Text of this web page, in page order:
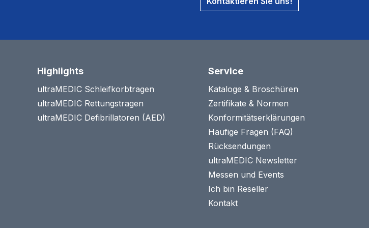
Highlights
ultraMEDIC Schleifkorbtragen
ultraMEDIC Rettungstragen
ultraMEDIC Defibrillatoren (AED)
Service
Kataloge & Broschüren
Zertifikate & Normen
Konformitätserklärungen
Häufige Fragen (FAQ)
Rücksendungen
ultraMEDIC Newsletter
Messen und Events
Ich bin Reseller
Kontakt